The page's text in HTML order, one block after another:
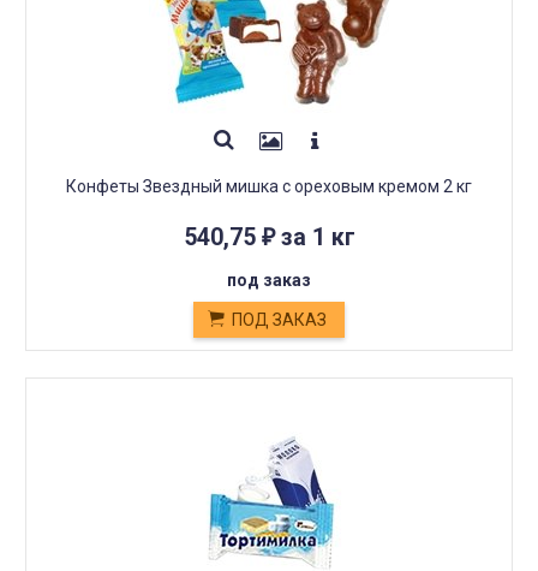
Конфеты Звездный мишка с ореховым кремом 2 кг
540,75 ₽за 1 кг
под заказ
ПОД ЗАКАЗ